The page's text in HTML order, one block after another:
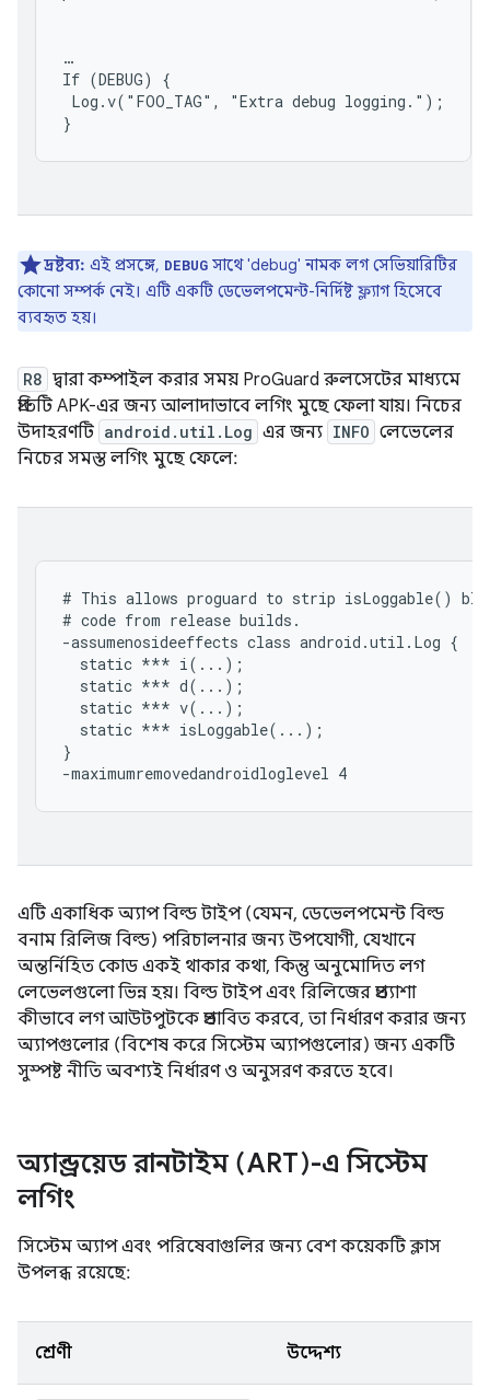
…
If (DEBUG) {
Log.v("FOO_TAG", "Extra debug logging.");
দ্রষ্টব্য: এই প্রসঙ্গে, DEBUG সাথে 'debug' নামক লগ সেভিয়ারিটির
কোনো সম্পর্ক নেই। এটি একটি ডেভেলপমেন্ট-নির্দিষ্ট ফ্ল্যাগ হিসেবে
ব্যবহৃত হয়।
R8 দ্বারা কম্পাইল করার সময় ProGuard রুলসেটের মাধ্যমে
প্রতিটি APK-এর জন্য আলাদাভাবে লগিং মুছে ফেলা যায়। নিচের
উদাহরণটি android.util.Log এর জন্য INFO লেভেলের
নিচের সমস্ত লগিং মুছে ফেলে:
# This allows proguard to strip isLoggable()
# code from release builds.
-assumenosideeffects class android.util.Log {
  static *** i(...);
  static *** d(...);
  static *** v(...);
  static *** isLoggable(...);
}
এটি একাধিক অ্যাপ বিল্ড টাইপ (যেমন, ডেভেলপমেন্ট বিল্ড
বনাম রিলিজ বিল্ড) পরিচালনার জন্য উপযোগী, যেখানে
অন্তর্নিহিত কোড একই থাকার কথা, কিন্তু অনুমোদিত লগ
লেভেলগুলো ভিন্ন হয়। বিল্ড টাইপ এবং রিলিজের প্রত্যাশা
কীভাবে লগ আউটপুটকে প্রভাবিত করবে, তা নির্ধারণ করার জন্য
অ্যাপগুলোর (বিশেষ করে সিস্টেম অ্যাপগুলোর) জন্য একটি
সুস্পষ্ট নীতি অবশ্যই নির্ধারণ ও অনুসরণ করতে হবে।
অ্যান্ড্রয়েড রানটাইম (ART)-এ সিস্টেম
লগিং
সিস্টেম অ্যাপ এবং পরিষেবাগুলির জন্য বেশ কয়েকটি ক্লাস
উপলব্ধ রয়েছে:
শ্রেণী উদ্দেশ্য